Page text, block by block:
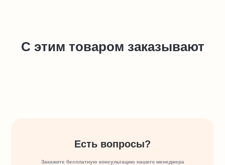
С этим товаром заказывают
Есть вопросы?
Закажите бесплатную консультацию нашего менеджера